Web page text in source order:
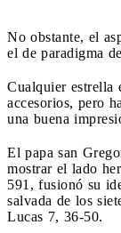
No obstante, el
el de paradigma
Cualquier estrella
accesorios, pero
una buena
El papa san
mostrar el lado
591, fusionó su
salvada de los
Lucas 7, 36-50.